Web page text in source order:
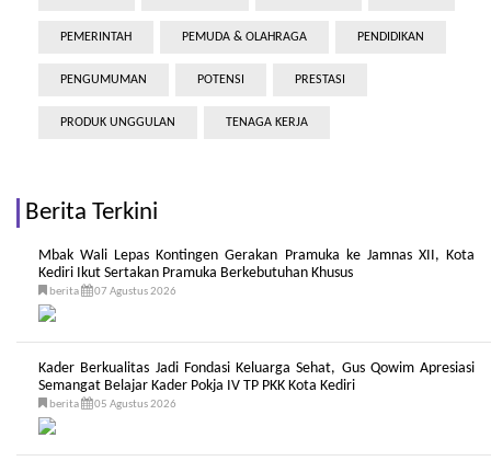
PEMERINTAH PEMUDA & OLAHRAGA PENDIDIKAN
PENGUMUMAN POTENSI PRESTASI
PRODUK UNGGULAN TENAGA KERJA
Berita Terkini
Mbak Wali Lepas Kontingen Gerakan Pramuka ke Jamnas XII, Kota
Kediri Ikut Sertakan Pramuka Berkebutuhan Khusus
berita 07 Agustus 2026
Kader Berkualitas Jadi Fondasi Keluarga Sehat, Gus Qowim Apresiasi
Semangat Belajar Kader Pokja IV TP PKK Kota Kediri
berita 05 Agustus 2026